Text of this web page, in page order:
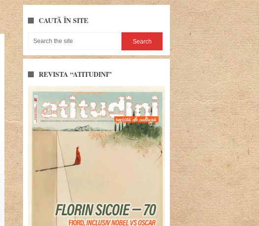
CAUTĂ ÎN SITE
REVISTA “ATITUDINI”